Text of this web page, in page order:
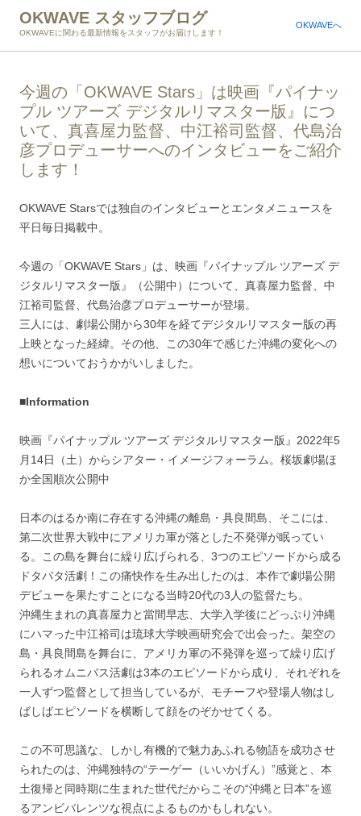
OKWAVE スタッフブログ
OKWAVEに関わる最新情報をスタッフがお届けします！
OKWAVEへ
今週の「OKWAVE Stars」は映画『パイナッ
プル ツアーズ デジタルリマスター版』につ
いて、真喜屋力監督、中江裕司監督、代島治
彦プロデューサーへのインタビューをご紹介
します！
OKWAVE Starsでは独自のインタビューとエンタメニュースを
平日毎日掲載中。
今週の「OKWAVE Stars」は、映画『パイナップル ツアーズ デ
ジタルリマスター版』（公開中）について、真喜屋力監督、中
江裕司監督、代島治彦プロデューサーが登場。
三人には、劇場公開から30年を経てデジタルリマスター版の再
上映となった経緯。その他、この30年で感じた沖縄の変化への
想いについておうかがいしました。
■Information
映画『パイナップル ツアーズ デジタルリマスター版』2022年5
月14日（土）からシアター・イメージフォーラム。桜坂劇場ほ
か全国順次公開中
日本のはるか南に存在する沖縄の離島・具良間島、そこには、
第二次世界大戦中にアメリカ軍が落とした不発弾が眠ってい
る。この島を舞台に繰り広げられる、3つのエピソードから成る
ドタバタ活劇！この痛快作を生み出したのは、本作で劇場公開
デビューを果たすことになる当時20代の3人の監督たち。
沖縄生まれの真喜屋力と當間早志、大学入学後にどっぷり沖縄
にハマった中江裕司は琉球大学映画研究会で出会った。架空の
島・具良間島を舞台に、アメリカ軍の不発弾を巡って繰り広げ
られるオムニバス活劇は3本のエピソードから成り、それぞれを
一人ずつ監督として担当しているが、モチーフや登場人物はし
ばしばエピソードを横断して顔をのぞかせてくる。
この不可思議な、しかし有機的で魅力あふれる物語を成功させ
られたのは、沖縄独特の“テーゲー（いいかげん）”感覚と、本
土復帰と同時期に生まれた世代だからこその“沖縄と日本”を巡
るアンビバレンツな視点によるものかもしれない。